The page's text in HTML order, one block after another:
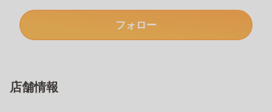
フォロー
店舗情報